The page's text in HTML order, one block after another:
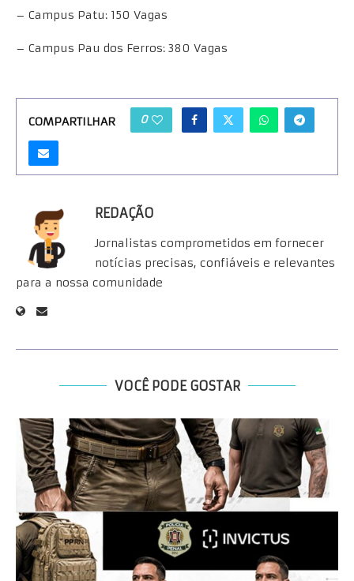
– Campus Patu: 150 Vagas
– Campus Pau dos Ferros: 380 Vagas
COMPARTILHAR 0
REDAÇÃO
Jornalistas comprometidos em fornecer
notícias precisas, confiáveis e relevantes
para a nossa comunidade
VOCÊ PODE GOSTAR